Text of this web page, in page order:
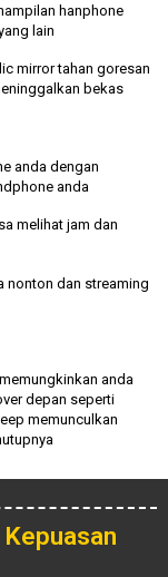
hanphone
lain
mirror tahan goresan
bekas
anda dengan
anda
melihat jam dan
nonton dan streaming
memungkinkan anda
depan seperti
memunculkan
Kepuasan